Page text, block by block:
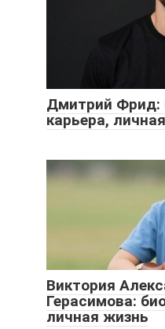
Дмитрий Фрид:
карьера,
Виктория
Герасимова:
личная жизнь